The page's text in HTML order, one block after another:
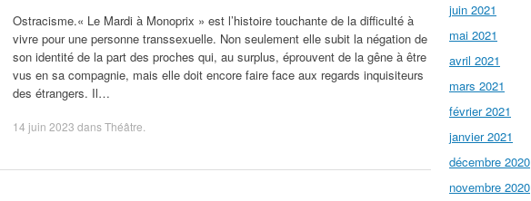
Ostracisme.« Le Mardi à Monoprix » est l’histoire touchante de la difficulté à
vivre pour une personne transsexuelle. Non seulement elle subit la négation de
son identité de la part des proches qui, au surplus, éprouvent de la gêne à être
vus en sa compagnie, mais elle doit encore faire face aux regards inquisiteurs
des étrangers. Il…
14 juin 2023 dansThéâtre
juin 2021
mai 2021
avril 2021
mars 2021
février 2021
janvier 2021
décembre 2020
novembre 2020